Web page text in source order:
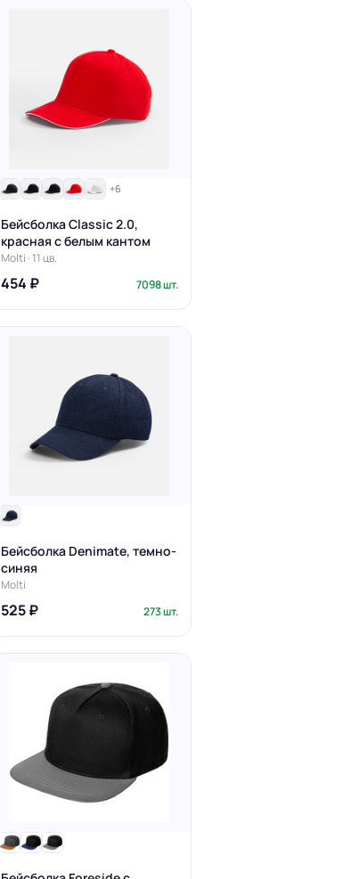
+6
Бейсболка Classic 2.0,
красная с белым кантом
Molti · 11 цв.
454 ₽ 7098 шт.
Бейсболка Denimate, темно-
синяя
Molti
525 ₽ 273 шт.